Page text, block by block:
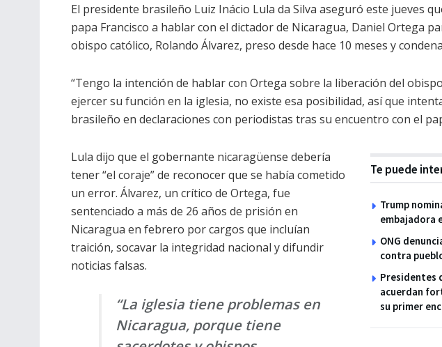
El presidente brasileño Luiz Inácio Lula da Silva aseguró este jueves
papa Francisco a hablar con el dictador de Nicaragua, Daniel Ortega
obispo católico, Rolando Álvarez, preso desde hace 10 meses y
“Tengo la intención de hablar con Ortega sobre la liberación del
ejercer su función en la iglesia, no existe esa posibilidad, así que
brasileño en declaraciones con periodistas tras su encuentro con el
Te puede
Trump
embajadora
ONG
contra
Presidentes
acuerdan
su primer
Lula dijo que el gobernante nicaragüense debería
tener “el coraje” de reconocer que se había cometido
un error. Álvarez, un crítico de Ortega, fue
sentenciado a más de 26 años de prisión en
Nicaragua en febrero por cargos que incluían
traición, socavar la integridad nacional y difundir
noticias falsas.
“La iglesia tiene problemas en
Nicaragua, porque tiene